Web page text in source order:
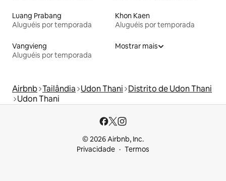
Luang Prabang
Aluguéis por temporada
Khon Kaen
Aluguéis por temporada
Vangvieng
Aluguéis por temporada
Mostrar mais
Airbnb Tailândia Udon Thani Distrito de Udon Thani
Udon Thani
© 2026 Airbnb, Inc.
Privacidade
Termos